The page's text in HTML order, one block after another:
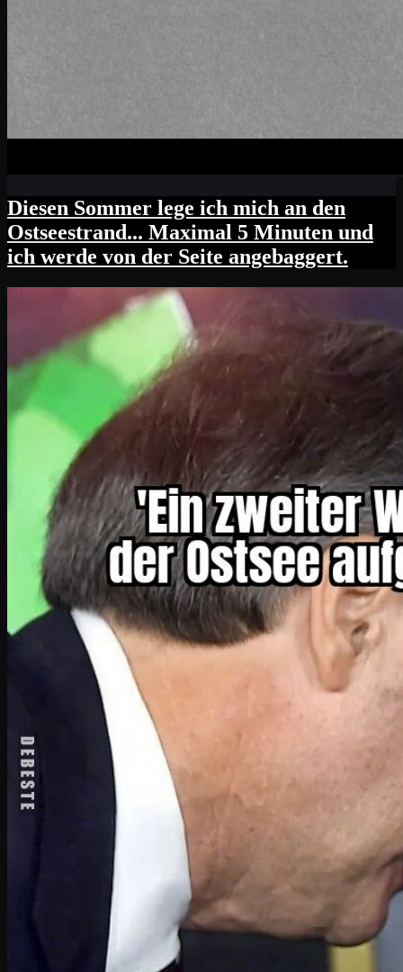
Diesen Sommer lege ich mich an den
Ostseestrand... Maximal 5 Minuten und
ich werde von der Seite angebaggert.